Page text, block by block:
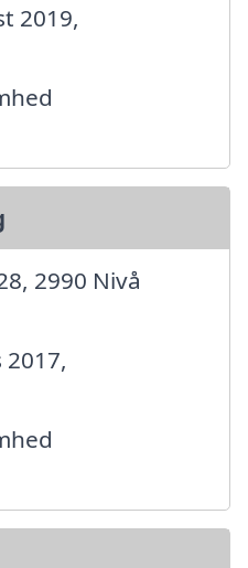
2019,
2990 Nivå